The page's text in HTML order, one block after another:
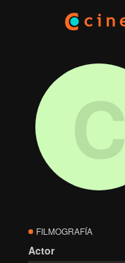
C
FILMOGRAFÍA
Actor